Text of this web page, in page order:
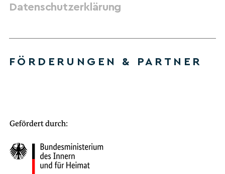
Datenschutzerklärung
FÖRDERUNGEN & PARTNER